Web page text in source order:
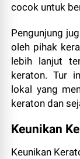
cocok untuk
Pengunjung
oleh pihak
lebih lanjut
keraton. Tur
lokal yang
keraton dan
Keunikan
Keunikan